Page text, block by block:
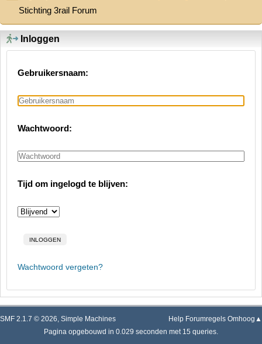
Stichting 3rail Forum
Inloggen
Gebruikersnaam:
Wachtwoord:
Tijd om ingelogd te blijven:
Wachtwoord vergeten?
SMF 2.1.7 © 2026, Simple Machines Help Forumregels Omhoog▲
Pagina opgebouwd in 0.029 seconden met 15 queries.